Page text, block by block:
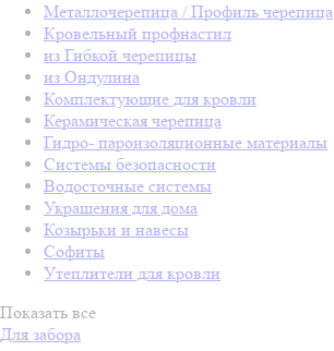
Металлочерепица / Профиль черепица
Кровельный профнастил
из Гибкой черепицы
из Ондулина
Комплектующие для кровли
Керамическая черепица
Гидро- пароизоляционные материалы
Системы безопасности
Водосточные системы
Украшения для дома
Козырьки и навесы
Софиты
Утеплители для кровли
Показать все
Для забора